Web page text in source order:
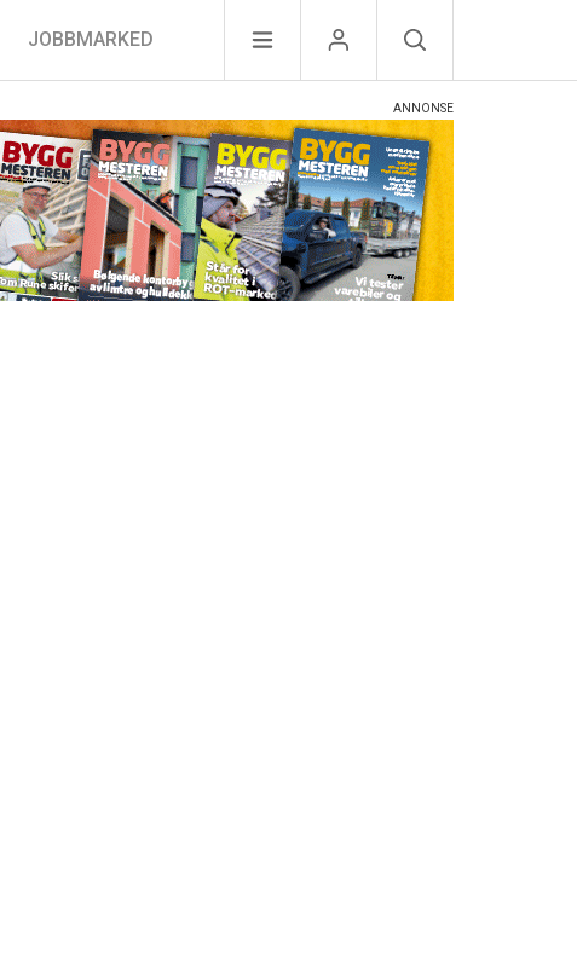
JOBBMARKED